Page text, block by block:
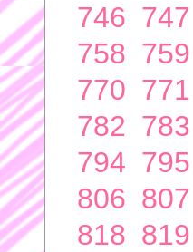
746 747
758 759
770 771
782 783
794 795
806 807
818 819